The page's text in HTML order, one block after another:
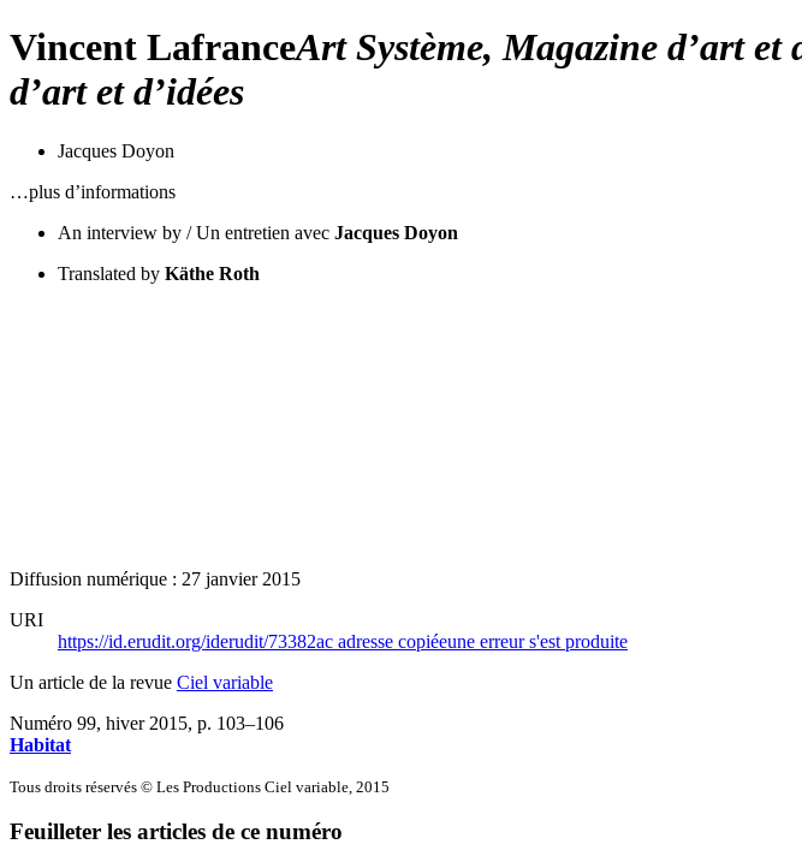
Vincent LafranceArt Système, Magazine d’art et
d’art et d’idées
Jacques Doyon
…plus d’informations
An interview by / Un entretien avec Jacques Doyon
Translated by Käthe Roth
Diffusion numérique : 27 janvier 2015
URI
https://id.erudit.org/iderudit/73382ac adresse copiéeune erreur s'est produite
Un article de la revue Ciel variable
Numéro 99, hiver 2015, p. 103–106
Habitat
Tous droits réservés © Les Productions Ciel variable, 2015
Feuilleter les articles de ce numéro